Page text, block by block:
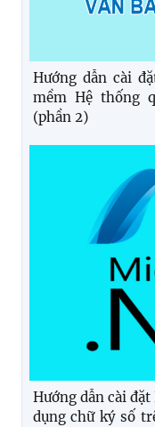
Hướng dẫn cài
mềm Hệ thống
(phần 2)
Hướng dẫn cài
dụng chữ ký số